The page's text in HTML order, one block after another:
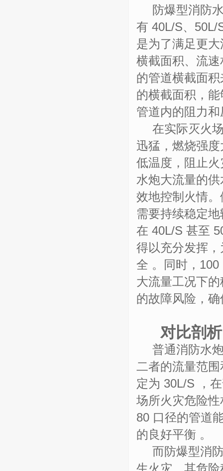
防爆型消防
有 40L/S、50L/
是为了满足更
横截面积、流
的管道横截面
的横截面积，
管道内的阻力
在实际灭火
迅猛，燃烧强
低温度，阻止
水炮大流量的
效地控制火情
需要持续稳定
在 40L/S 甚至
得以充分发挥
全 。同时，
大流量工况下
的故障风险，
对比剖
普通消防水
二者的流量范
定为 30L/S ，
场所火灾危险
80 口径的管道
的良好平衡 。
而防爆型消
生火灾，其危